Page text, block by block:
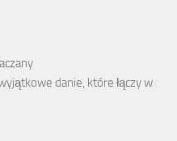
danie, które łączy w